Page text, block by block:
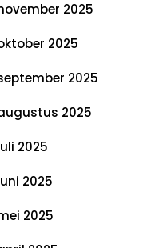
2025
2025
2025
2025
2025
2025
2025